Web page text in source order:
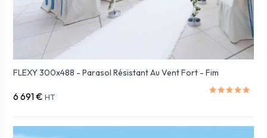
FLEXY 300x488 - Parasol Résistant Au Vent Fort - Fim
6 691 € HT